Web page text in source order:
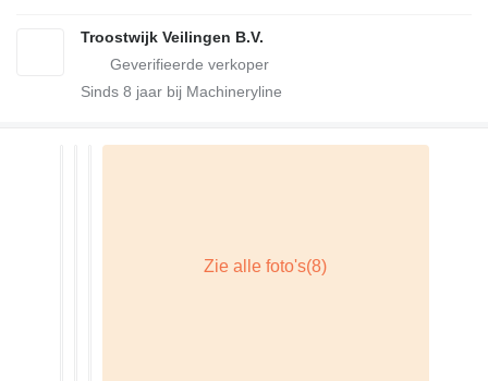
Troostwijk Veilingen B.V.
Sinds 8 jaar bij Machineryline